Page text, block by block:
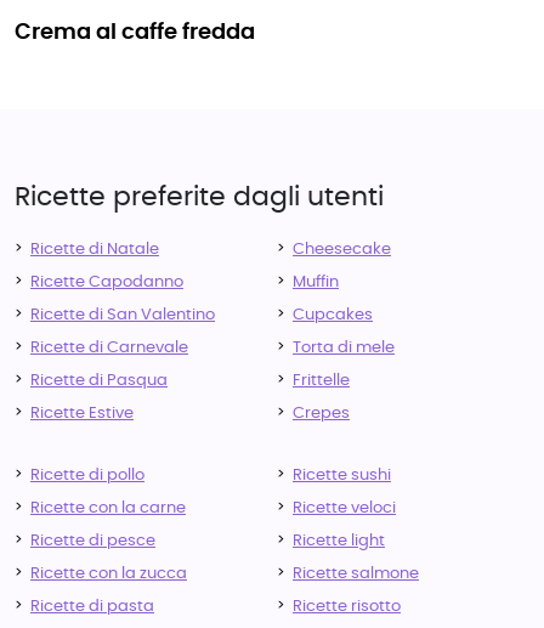
crema al caffe fredda
Ricette preferite dagli utenti
Ricette di Natale
Ricette Capodanno
Ricette di San Valentino
Ricette di Carnevale
Ricette di Pasqua
Ricette Estive
Cheesecake
Muffin
Cupcakes
Torta di mele
Frittelle
Crepes
Ricette di pollo
Ricette con la carne
Ricette di pesce
Ricette con la zucca
Ricette di pasta
Ricette sushi
Ricette veloci
Ricette light
Ricette salmone
Ricette risotto